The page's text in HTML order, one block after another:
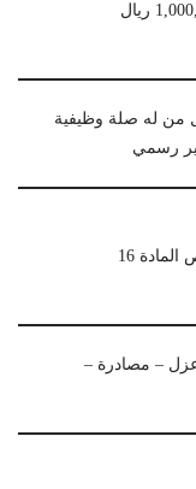
من له صلة وظيفية
رسمي
16
(عزل – مصادرة –